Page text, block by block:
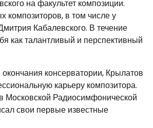
на факультет композиции.
композиторов, в том числе у
Кабалевского. В течение
как талантливый и перспективный
окончания консерватории, Крылатов
карьеру композитора.
Московской Радиосимфонической
свои первые известные